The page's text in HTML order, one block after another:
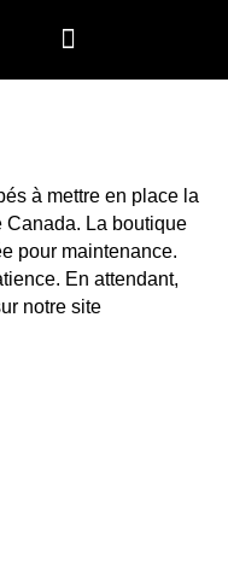
à mettre en place la
Canada. La boutique
pour maintenance.
En attendant,
notre site